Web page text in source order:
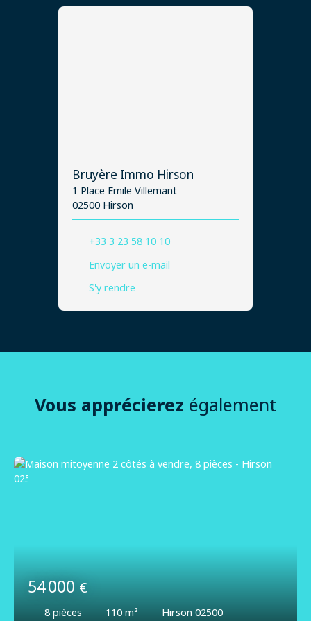
Bruyère Immo Hirson
1 Place Emile Villemant
02500 Hirson
+33 3 23 58 10 10
Envoyer un e-mail
S'y rendre
Vous apprécierez également
54 000€
8 pièces 110 m² Hirson 02500